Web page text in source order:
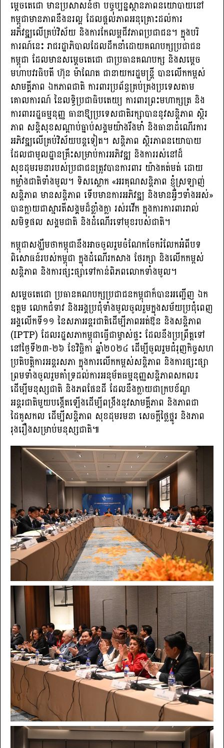
ម្តេចតេជោ មានប្រសាសន៍ថា បច្ចុប្បន្នស្ថានភាពនយោបាយនៅ
កម្ពុជាមានភាពនឹងនរល្អ ដែលផ្ដល់ភាពអនុគ្រោះដល់ការ
អភិវឌ្ឍលើគ្រប់វិស័យ និងការកែលម្អជីវភាពប្រជាជន។ ក្នុងបរិ
ការណ៍នេះ រាជរដ្ឋាភិបាលដែលដឹកនាំដោយគណបក្សប្រជាជន
កម្ពុជា ដែលមានសម្តេចតេជោ ជាប្រធានគណបក្ស និងសម្តេច
មហាបវរធិបតី ហ៊ុន ម៉ាណែត ជានាយករដ្ឋមន្ត្រី បានលើកកម្ពស់
សាមគ្គីភាព ឯកភាពជាតិ ការពារប្រព័ន្ធគ្រប់គ្រងប្រទេសតាម
គោលការណ៍ នៃលទ្ធិប្រជាធិបតេយ្យ ការពារព្រះមហាក្សត្រ និង
ការពាររដ្ឋធម្មនុញ្ញ ធានាឱ្យប្រទេសជាតិរក្សាបាននូវសន្ដិភាព ស្ថិរ
ភាព សន្ដិសុខសណ្ដាប់ធ្នាប់សង្គមយ៉ាងរឹងមាំ និងធានាដំណើរការ
អភិវឌ្ឍលើគ្រប់វិស័យបន្ដទៀត។ សន្តិភាព ស្ថិរភាពនយោបាយ
ដែលជាមូលដ្ឋានគ្រឹះសម្រាប់ការអភិវឌ្ឍ និងការរស់នៅដ៏
សុខដុមរមនារបស់ប្រជាជនត្រូវបានការពារ យ៉ាងគត់មត់ ដោយ
កម្លាំងជាតិទាំងមូល។ ទិសស្លោក «អរគុណសន្តិភាព ខ្ញុំស្រឡាញ់
សន្តិភាព មានសន្តិភាព ទើបមានការអភិវឌ្ឍ និងមានអ្វីៗទាំងអស់»
បានក្លាយជាស្មារតីសង្គមដ៏ខ្លាំងក្លា រស់រវើក ក្នុងការការពាររាល់
សមិទ្ធផល សង្គមជាតិ និងដំណើរទៅមុខរបស់ជាតិ។
កម្ពុជាសង្ឃឹមថាកម្ពុជានឹងអាចចូលរួមចំណែកចែករំលែកអំពីបទ
ពិសោធន៍របស់កម្ពុជា ក្នុងដំណើរកសាង ថែរក្សា និងលើកកម្ពស់
សន្តិភាព និងការផ្សះផ្សាទៅកាន់ពិភពលោកទាំងមូល។
សម្តេចតេជោ ប្រធានគណបក្សប្រជាជនកម្ពុជាក៏បានអញ្ជើញ ឯក
ឧត្តម លោកជំទាវ និងអង្គប្រជុំទាំងមូលចូលរួមក្នុងសម័យប្រជុំពេញ
អង្គលើកទី១១ នៃសភាអន្តរជាតិដើម្បីភាពអត់ឱន និងសន្តិភាព
(IPTP) ដែលរដ្ឋសភាកម្ពុជាធ្វើជាម្ចាស់ផ្ទះ ដែលនឹងប្រព្រឹត្តទៅ
នៅថ្ងៃទី២៣-២៦ ខែវិច្ឆិកា ឆ្នាំ២០២៤ ដើម្បីចូលរួមជំរុញកិច្ចសហ
ប្រតិបត្តិការអន្តរសភា ក្នុងការលើកកម្ពស់សន្តិភាព និងការផ្សះផ្សា
ព្រមទាំងចូលរួមគាំទ្រដល់ការអនុម័តធម្មនុញ្ញសន្តិភាពសកល៖
ដើម្បីមនុស្សជាតិ និងភពផែនដី ដែលនឹងក្លាយជាក្របខ័ណ្ឌ
អន្តរជាតិមួយបង្កើតឡើងដើម្បីពង្រឹងនូវសាមគ្គីភាព និងភាពជា
ដៃគូសកល ដើម្បីសន្តិភាព សុខដុមរមនា សេចក្តីថ្លៃថ្នូរ និងភាព
រុងរឿងសម្រាប់មនុស្សជាតិ៕